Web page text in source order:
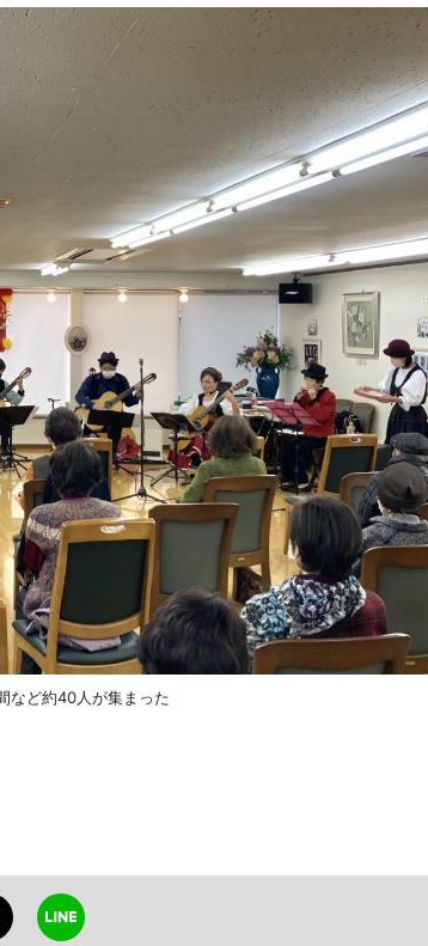
など約40人が集まった